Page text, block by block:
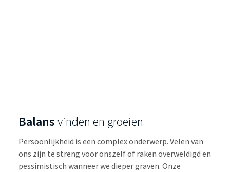
Balansvinden en groeien
Persoonlijkheid is een complex onderwerp. Velen van
ons zijn te streng voor onszelf of raken overweldigd en
pessimistisch wanneer we dieper graven. Onze